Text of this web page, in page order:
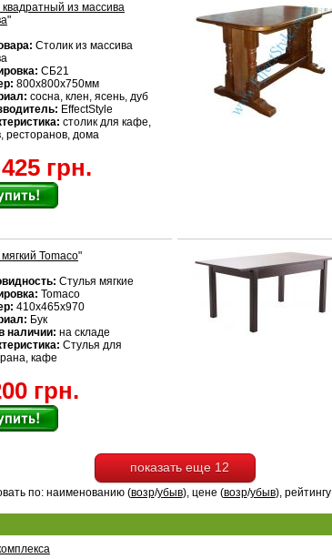
из массива
"
Столик из массива
СБ21
800х800х750мм
сосна, клен, ясень, дуб
EffectStyle
столик для кафе,
ресторанов, дома
грн.
Tomaco"
Стулья мягкие
Tomaco
410x465х970
Бук
наличии: на складе
Стулья для
кафе
грн.
показать еще 12
по: наименованию (возр/убыв), цене (возр/убыв),